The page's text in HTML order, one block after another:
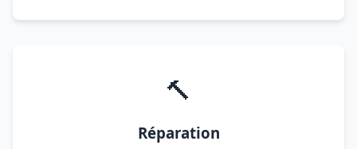
🔨
Réparation